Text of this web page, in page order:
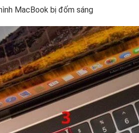
MacBook bị đốm sáng